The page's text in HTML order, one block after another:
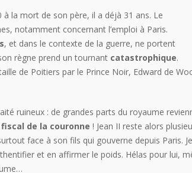
la mort de son père, il a déjà 31 ans. Le
notamment concernant l’emploi à Paris.
, et dans le contexte de la guerre, ne portent
règne prend un tournant catastrophique.
de Poitiers par le Prince Noir, Edward de
ruineux : de grandes parts du royaume
de la couronne ! Jean II reste alors
face à son fils qui gouverne depuis Paris.
et en affirmer le poids. Hélas pour lui,